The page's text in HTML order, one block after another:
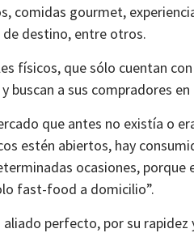
comidas gourmet,
de destino, entre otros.
físicos, que sólo cuentan
a sus compradores en
que antes no existía o
estén abiertos, hay
ocasiones, porque
fast-food a domicilio”.
perfecto, por su rapidez